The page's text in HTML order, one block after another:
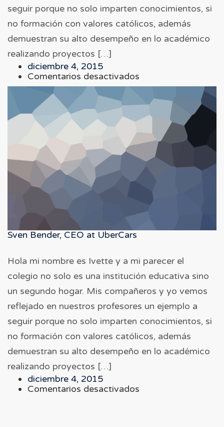
seguir porque no solo imparten conocimientos, si
no formación con valores católicos, además
demuestran su alto desempeño en lo académico
realizando proyectos […]
diciembre 4, 2015
Comentarios desactivados
Maria
Bimmer,
Manager
at
WallMarkt
Sven Bender, CEO at UberCars
Hola mi nombre es Ivette y a mi parecer el
colegio no solo es una institución educativa sino
un segundo hogar. Mis compañeros y yo vemos
reflejado en nuestros profesores un ejemplo a
seguir porque no solo imparten conocimientos, si
no formación con valores católicos, además
demuestran su alto desempeño en lo académico
realizando proyectos […]
diciembre 4, 2015
Comentarios desactivados